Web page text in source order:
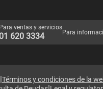
Para ventas y servicios
01 620 3334 Para
|Términos y condiciones de la